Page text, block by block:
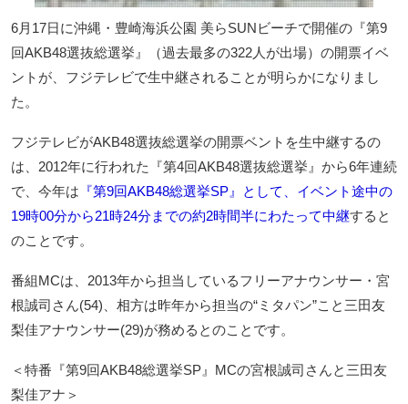
6月17日に沖縄・豊崎海浜公園 美らSUNビーチで開催の『第9
回AKB48選抜総選挙』（過去最多の322人が出場）の開票イベ
ントが、フジテレビで生中継されることが明らかになりまし
た。
フジテレビがAKB48選抜総選挙の開票ベントを生中継するの
は、2012年に行われた『第4回AKB48選抜総選挙』から6年連続
で、今年は 『第9回AKB48総選挙SP』として、イベント途中の
19時00分から21時24分までの約2時間半にわたって中継すると
のことです。
番組MCは、2013年から担当しているフリーアナウンサー・宮
根誠司さん(54)、相方は昨年から担当の“ミタパン”こと三田友
梨佳アナウンサー(29)が務めるとのことです。
＜特番『第9回AKB48総選挙SP』MCの宮根誠司さんと三田友
梨佳アナ＞